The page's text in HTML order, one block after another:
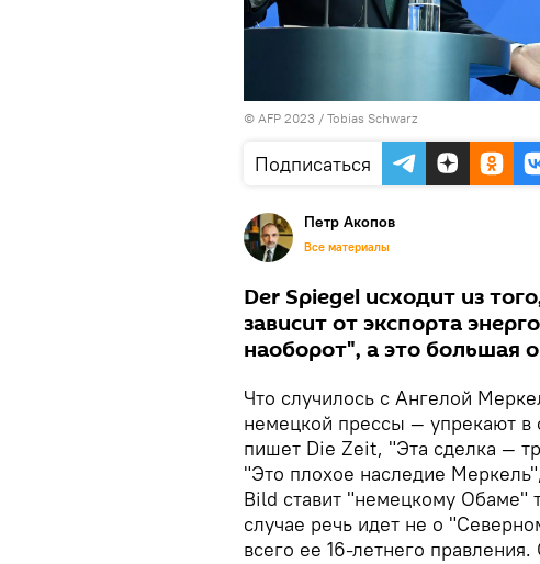
© AFP 2023 / Tobias Schwarz
Подписаться
Петр Акопов
Все материалы
Der Spiegel исходит из
зависит от экспорта
наоборот", а это большая
Что случилось с Ангелой
немецкой прессы — упрекают в
пишет Die Zeit, "Эта сделка —
"Это плохое наследие
Bild ставит "немецкому Обаме"
случае речь идет не о
всего ее 16-летнего